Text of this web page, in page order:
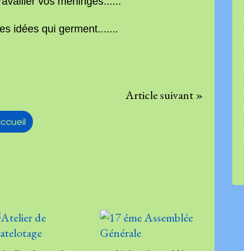
idées qui germent.......
Article suivant »